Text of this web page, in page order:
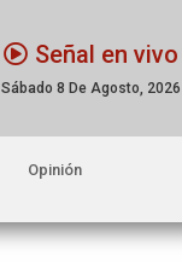
Señal en vivo
Sábado 8 De Agosto, 2026
Opinión